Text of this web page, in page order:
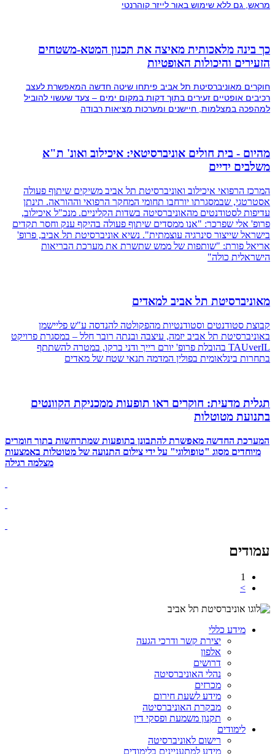
מראש, גם ללא שימוש באור לייזר קוהרנטי
כך בינה מלאכותית מאיצה את תכנון המטא-משטחים
הזעירים והיכולות האופטיות
חוקרים מאוניברסיטת תל אביב פיתחו שיטה חדשה המאפשרת לעצב
רכיבים אופטיים זעירים בתוך דקות במקום ימים – צעד שעשוי להוביל
למהפכה במצלמות, חיישנים ומערכות מציאות רבודה
מהיום - בית חולים אוניברסיטאי: איכילוב ואונ' ת"א
משלבים ידיים
המרכז הרפואי איכילוב ואוניברסיטת תל אביב משיקים שיתוף פעולה
אסטרטגי, שבמסגרתו יורחבו תחומי המחקר הרפואי וההוראה. תינתן
עדיפות לסטודנטים מהאוניברסיטה בשדות הקליניים. מנכ"ל איכילוב,
פרופ' אלי שפרכר: "אנו ממסדים שיתוף פעולה בהיקף ענק וחסר תקדים
בישראל שייצור סינרגיה עוצמתית". נשיא אוניברסיטת תל אביב, פרופ'
אריאל פורת: "שותפות של ממש שתשרת את מערכת הבריאות
הישראלית כולה"
מאוניברסיטת תל אביב למאדים
קבוצת סטודנטים וסטודנטיות מהפקולטה להנדסה ע"ש פליישמן
באוניברסיטת תל אביב יזמה, עיצבה ובנתה רובר חלל – במסגרת פרויקט
TAUverIL בהובלת פרופ' יורם רייך ודני ברקו, במטרה להשתתף
בתחרות בינלאומית בפולין המדמה תנאי שטח של מאדים
תגלית מדעית: חוקרים ראו תופעות ממכניקת הקוונטים
בתנועת מטוטלות
המערכת החדשה מאפשרת להתבונן בתופעות שמתרחשות בתוך חומרים
מיוחדים מסוג "טופולוגי" על ידי צילום התנועה של מטוטלות באמצעות
מצלמה רגילה
עמודים
1
>
מידע כללי
יצירת קשר ודרכי הגעה
אלפון
דרושים
נהלי האוניברסיטה
מכרזים
מידע לשעת חירום
מבקרת האוניברסיטה
תקנון משמעת ופסקי דין
לימודים
רישום לאוניברסיטה
מידע למתעניינים בלימודים